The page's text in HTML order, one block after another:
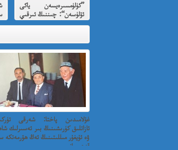
”كۈلۈمسىرەيسەن ياكى
ئۆلۈسەن“: چىننىڭ ئىرقىي
قىرغىنچىلىقنى
غۇلامىدىن پاختا: شەرقى
ئازاتلىق كۈرىشىنىڭ بىر ئەسىرلىك
ۋە ئۇيغۇر مىللىتىنىڭ ئەڭ ھۆرمەتكە
قەھرىمانى